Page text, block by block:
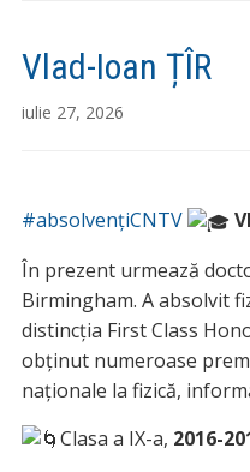
Vlad-Ioan ȚÎR
iulie 27, 2026
#absolvențiCNTV
În prezent urmează
Birmingham. A absolvit
distincția First Class
obținut numeroase
naționale la fizică,
Clasa a IX-a, 2016-